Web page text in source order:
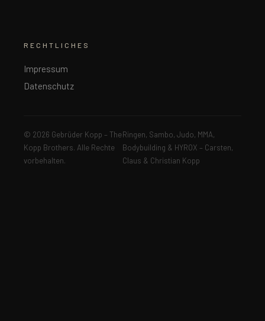
RECHTLICHES
Impressum
Datenschutz
© 2026 Gebrüder Kopp – The
Kopp Brothers. Alle Rechte
vorbehalten.
Ringen, Sambo, Judo, MMA,
Bodybuilding & HYROX – Carsten,
Claus & Christian Kopp